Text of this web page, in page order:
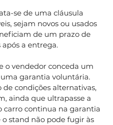
se de uma cláusula
sejam novos ou usados
de um prazo de
a entrega.
o vendedor conceda um
garantia voluntária.
de condições alternativas,
ainda que ultrapasse a
continua na garantia
o stand não pode fugir às